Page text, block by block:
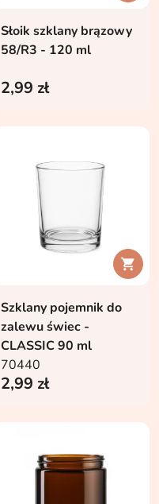
Słoik szklany brązowy
58/R3 - 120 ml
2,99 zł

Szklany pojemnik do
zalewu świec -
CLASSIC 90 ml
70440
2,99 zł